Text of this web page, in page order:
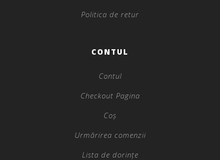
Politica de retur
CONTUL
Contul
Checkout Pagina
Coș
Urmărirea comenzii
Lista de dorințe